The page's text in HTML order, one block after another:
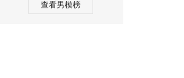
查看男模榜